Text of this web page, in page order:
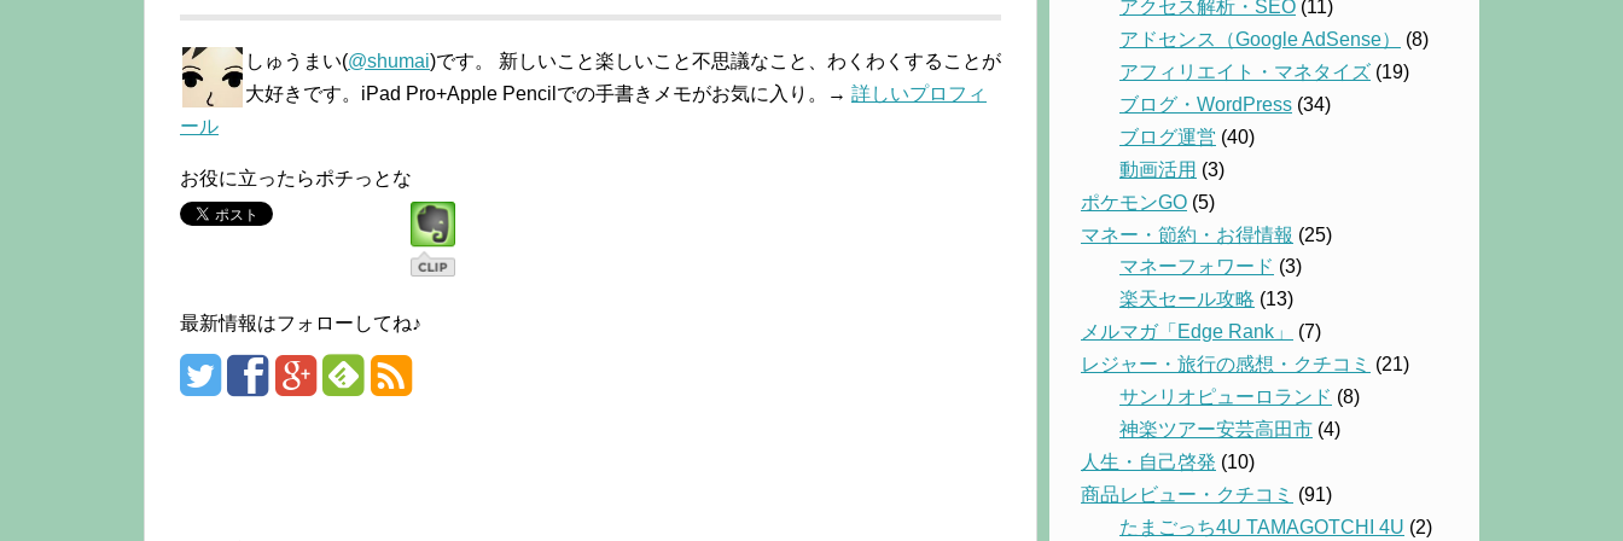
しゅうまい(@shumai)です。 新しいこと楽しいこと不思議なこと、わくわくすることが
大好きです。iPad Pro+Apple Pencilでの手書きメモがお気に入り。→ 詳しいプロフィ
ール
お役に立ったらポチっとな
最新情報はフォローしてね♪
アクセス解析・SEO (11)
アドセンス（Google AdSense）
(8)
アフィリエイト・マネタイズ (19)
ブログ・WordPress (34)
ブログ運営 (40)
動画活用 (3)
ポケモンGO (5)
マネー・節約・お得情報 (25)
マネーフォワード (3)
楽天セール攻略 (13)
メルマガ「Edge Rank」
(7)
レジャー・旅行の感想・クチコミ (21)
サンリオピューロランド (8)
神楽ツアー安芸高田市 (4)
人生・自己啓発 (10)
商品レビュー・クチコミ (91)
たまごっち4U TAMAGOTCHI 4U (2)